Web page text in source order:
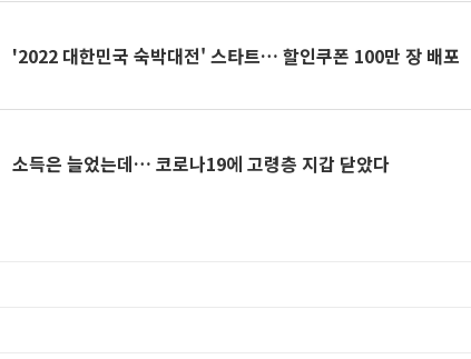
'2022 대한민국 숙박대전' 스타트… 할인쿠폰 100만 장 배포
소득은 늘었는데… 코로나19에 고령층 지갑 닫았다